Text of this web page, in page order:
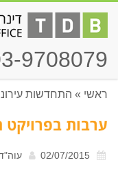
9708079
ראשי » התחדשות
ערבות בפרויקט תמ"א 38 ו